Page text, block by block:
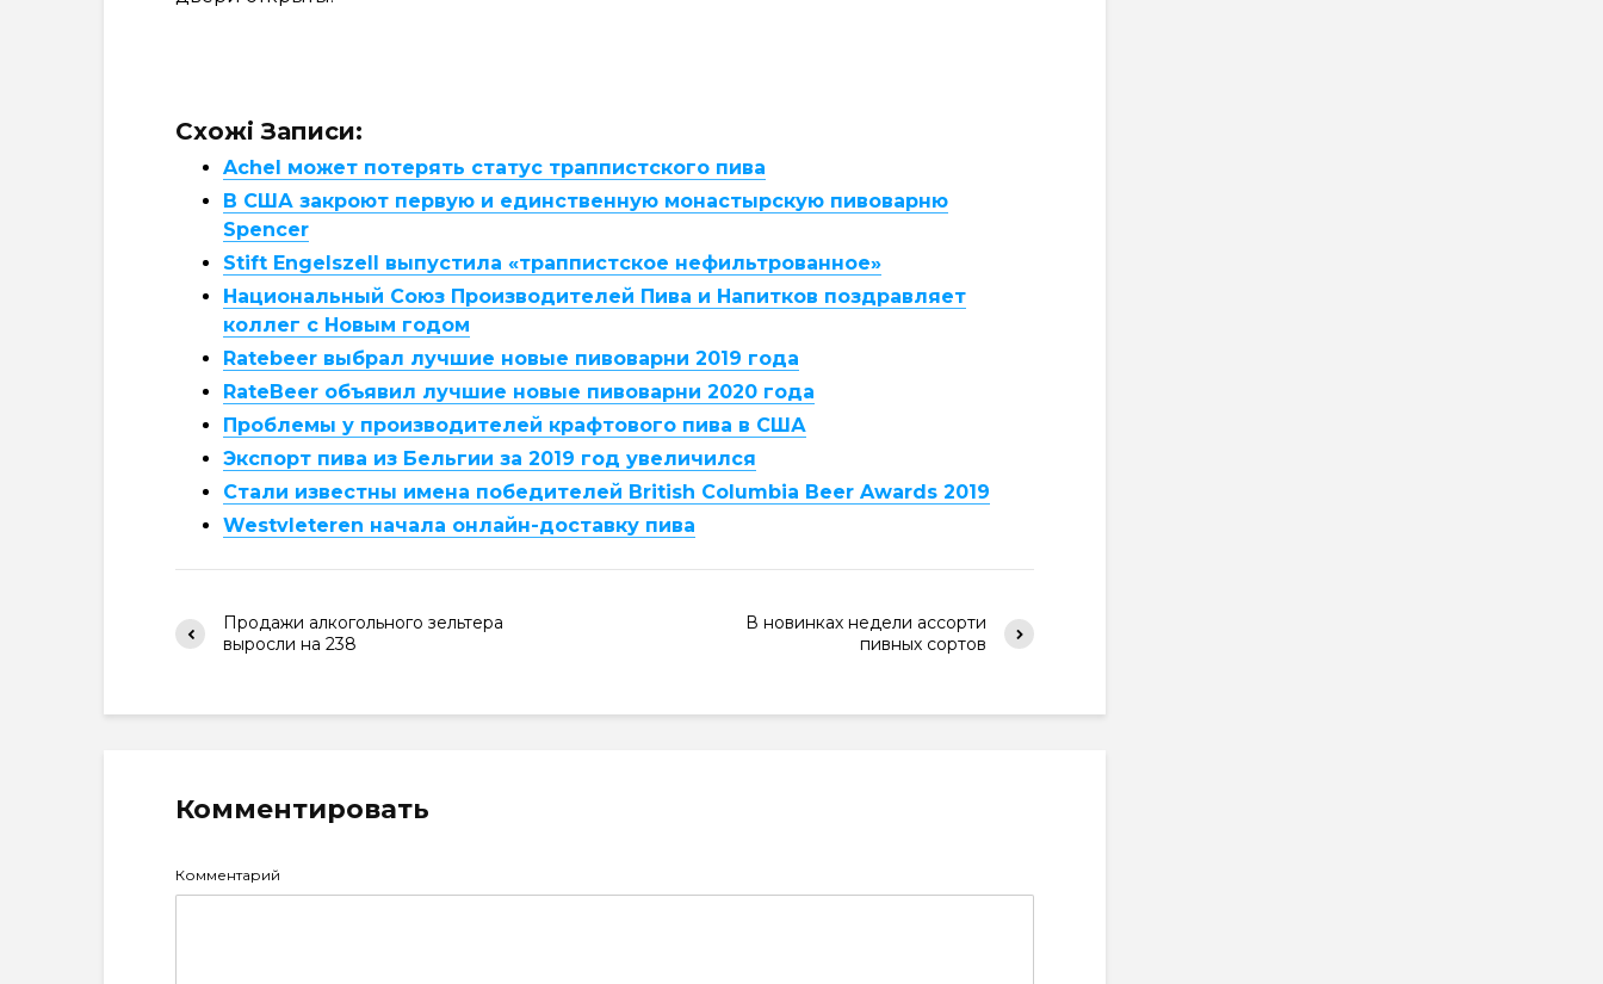
Схожі Записи:
Achel может потерять статус траппистского пива
В США закроют первую и единственную монастырскую пивоварню
Spencer
Stift Engelszell выпустила «траппистское нефильтрованное»
Национальный Союз Производителей Пива и Напитков поздравляет
коллег с Новым годом
Ratebeer выбрал лучшие новые пивоварни 2019 года
RateBeer объявил лучшие новые пивоварни 2020 года
Проблемы у производителей крафтового пива в США
Экспорт пива из Бельгии за 2019 год увеличился
Стали известны имена победителей British Columbia Beer Awards 2019
Westvleteren начала онлайн-доставку пива
Продажи алкогольного зельтера
выросли на 238
В новинках недели ассорти
пивных сортов
Комментировать
Комментарий